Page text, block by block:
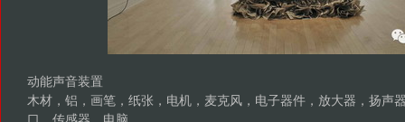
动能声音装置
木材，铝，画笔，纸张，电机，麦克风，电子器件，放大器，扬声